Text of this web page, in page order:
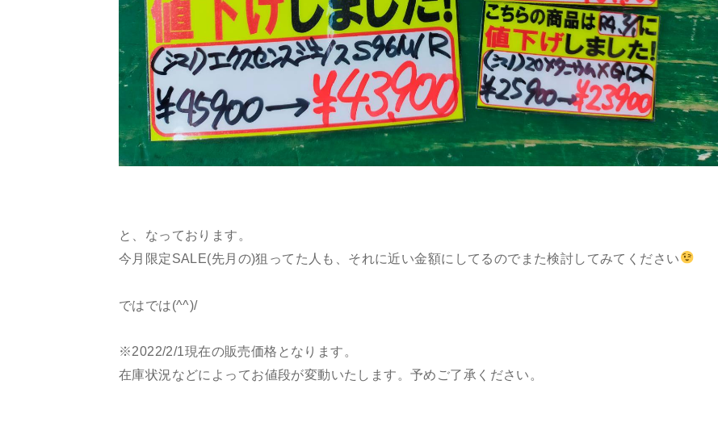
と、なっております。
今月限定SALE(先月の)狙ってた人も、それに近い金額にしてるのでまた検討してみてください
ではでは(^^)/
※2022/2/1現在の販売価格となります。
在庫状況などによってお値段が変動いたします。予めご了承ください。